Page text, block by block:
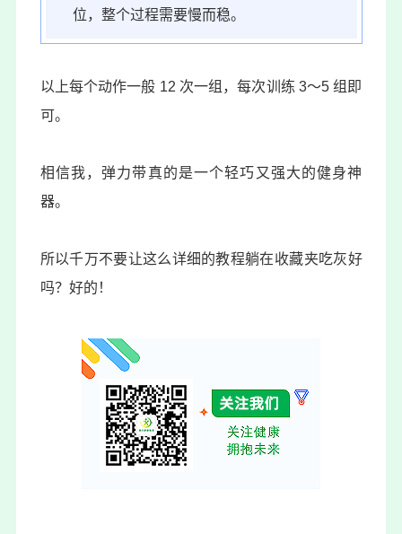
位，整个过程需要慢而稳。
以上每个动作一般 12 次一组，每次训练 3～5 组即
可。
相信我，弹力带真的是一个轻巧又强大的健身神
器。
所以千万不要让这么详细的教程躺在收藏夹吃灰好
吗？好的！